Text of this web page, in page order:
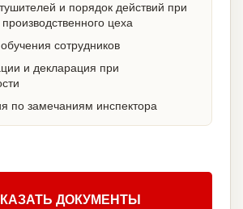
и порядок действий при
цеха
сотрудников
и декларация при
по замечаниям инспектора
ДОКУМЕНТЫ